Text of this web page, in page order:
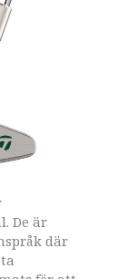
De är
där